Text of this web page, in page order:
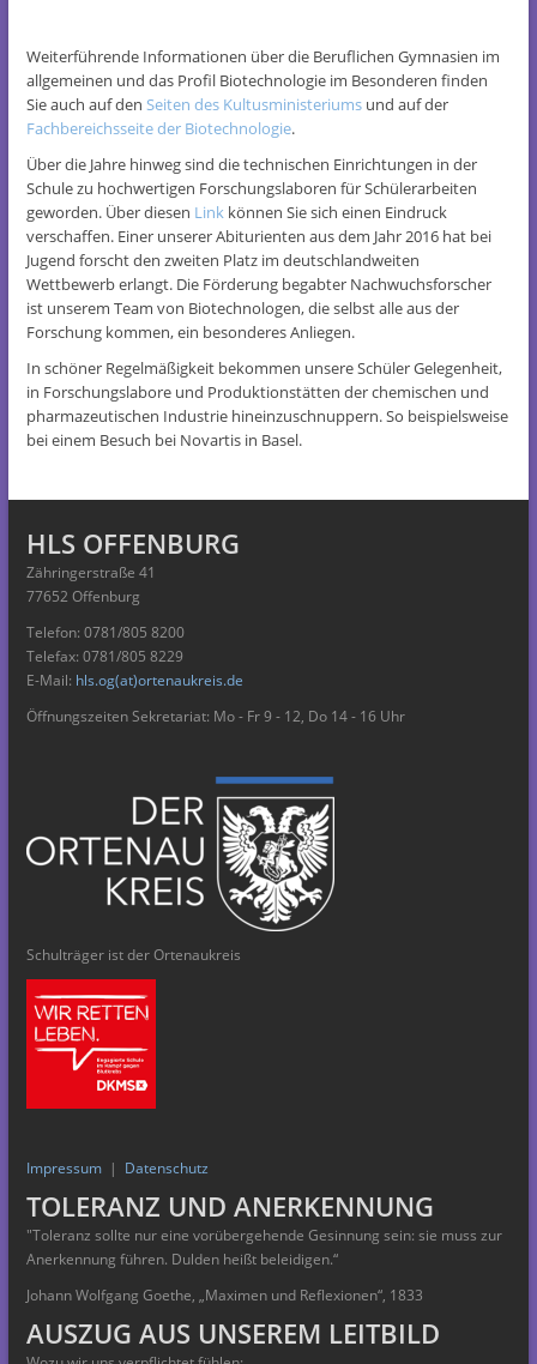
Weiterführende Informationen über die Beruflichen Gymnasien im
allgemeinen und das Profil Biotechnologie im Besonderen finden
Sie auch auf den Seiten des Kultusministeriums und auf der
Fachbereichsseite der Biotechnologie.
Über die Jahre hinweg sind die technischen Einrichtungen in der
Schule zu hochwertigen Forschungslaboren für Schülerarbeiten
geworden. Über diesen Link können Sie sich einen Eindruck
verschaffen. Einer unserer Abiturienten aus dem Jahr 2016 hat bei
Jugend forscht den zweiten Platz im deutschlandweiten
Wettbewerb erlangt. Die Förderung begabter Nachwuchsforscher
ist unserem Team von Biotechnologen, die selbst alle aus der
Forschung kommen, ein besonderes Anliegen.
In schöner Regelmäßigkeit bekommen unsere Schüler Gelegenheit,
in Forschungslabore und Produktionstätten der chemischen und
pharmazeutischen Industrie hineinzuschnuppern. So beispielsweise
bei einem Besuch bei Novartis in Basel.
HLS OFFENBURG
Zähringerstraße 41
77652 Offenburg
Telefon: 0781/805 8200
Telefax: 0781/805 8229
E-Mail: hls.og(at)ortenaukreis.de
Öffnungszeiten Sekretariat: Mo - Fr 9 - 12, Do 14 - 16 Uhr
Schulträger ist der Ortenaukreis
Impressum | Datenschutz
TOLERANZ UND ANERKENNUNG
"Toleranz sollte nur eine vorübergehende Gesinnung sein: sie muss zur
Anerkennung führen. Dulden heißt beleidigen.“
Johann Wolfgang Goethe, „Maximen und Reflexionen“, 1833
AUSZUG AUS UNSEREM LEITBILD